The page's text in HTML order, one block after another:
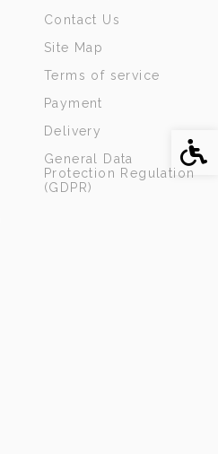
Contact Us
Site Map
Terms of service
Payment
Delivery
General Data
Protection Regulation
(GDPR)